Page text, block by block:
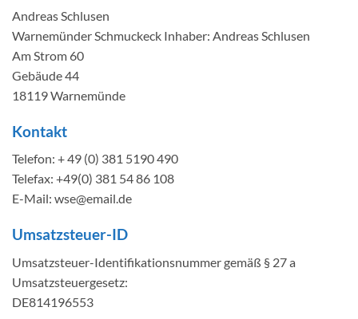
Andreas Schlusen
Warnemünder Schmuckeck Inhaber: Andreas Schlusen
Am Strom 60
Gebäude 44
18119 Warnemünde
Kontakt
Telefon: + 49 (0) 381 5190 490
Telefax: +49(0) 381 54 86 108
E-Mail: wse@email.de
Umsatzsteuer-ID
Umsatzsteuer-Identifikationsnummer gemäß § 27 a
Umsatzsteuergesetz:
DE814196553